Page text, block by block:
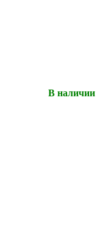
В наличии